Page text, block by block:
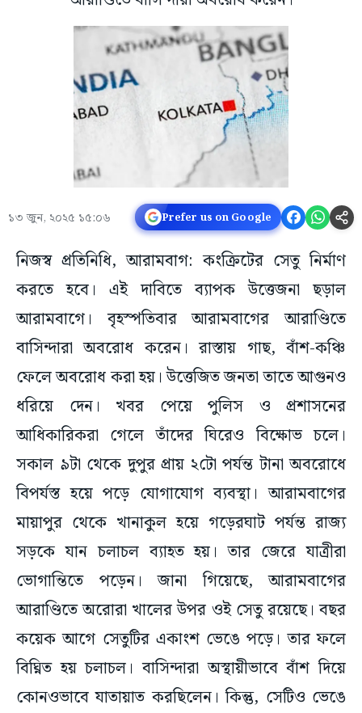
১৩ জুন, ২০২৫ ১৫:০৬ Prefer us on Google
নিজস্ব প্রতিনিধি, আরামবাগ: কংক্রিটের সেতু নির্মাণ
করতে হবে। এই দাবিতে ব্যাপক উত্তেজনা ছড়াল
আরামবাগে। বৃহস্পতিবার আরামবাগের আরাণ্ডিতে
বাসিন্দারা অবরোধ করেন। রাস্তায় গাছ, বাঁশ-কঞ্চি
ফেলে অবরোধ করা হয়। উত্তেজিত জনতা তাতে আগুনও
ধরিয়ে দেন। খবর পেয়ে পুলিস ও প্রশাসনের
আধিকারিকরা গেলে তাঁদের ঘিরেও বিক্ষোভ চলে।
সকাল ৯টা থেকে দুপুর প্রায় ২টো পর্যন্ত টানা অবরোধে
বিপর্যস্ত হয়ে পড়ে যোগাযোগ ব্যবস্থা। আরামবাগের
মায়াপুর থেকে খানাকুল হয়ে গড়েরঘাট পর্যন্ত রাজ্য
সড়কে যান চলাচল ব্যাহত হয়। তার জেরে যাত্রীরা
ভোগান্তিতে পড়েন। জানা গিয়েছে, আরামবাগের
আরাণ্ডিতে অরোরা খালের উপর ওই সেতু রয়েছে। বছর
কয়েক আগে সেতুটির একাংশ ভেঙে পড়ে। তার ফলে
বিঘ্নিত হয় চলাচল। বাসিন্দারা অস্থায়ীভাবে বাঁশ দিয়ে
কোনওভাবে যাতায়াত করছিলেন। কিন্তু, সেটিও ভেঙে